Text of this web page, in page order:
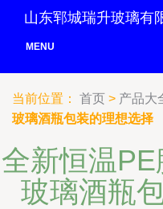
山东郓城瑞升玻璃有
MENU
当前位置： 首页 > 产品大
玻璃酒瓶包装的理想选择
全新恒温
玻璃酒瓶